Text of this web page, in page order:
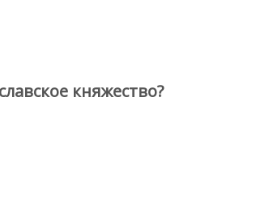
княжество?